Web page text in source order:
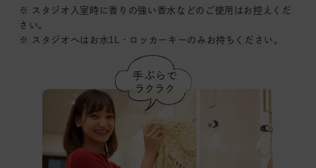
※ スタジオ入室時に香りの強い香水などのご使用はお控えくだ
さい｡
※ スタジオへはお水1L・ロッカーキーのみお持ちください。